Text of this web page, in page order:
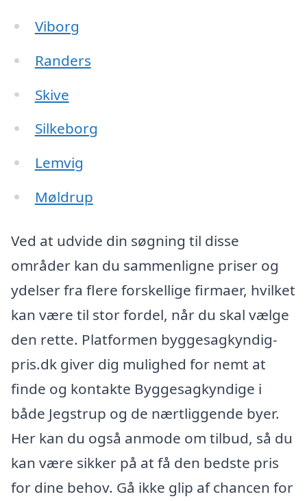
Viborg
Randers
Skive
Silkeborg
Lemvig
Møldrup
Ved at udvide din søgning til disse
områder kan du sammenligne priser og
ydelser fra flere forskellige firmaer, hvilket
kan være til stor fordel, når du skal vælge
den rette. Platformen byggesagkyndig-
pris.dk giver dig mulighed for nemt at
finde og kontakte Byggesagkyndige i
både Jegstrup og de nærtliggende byer.
Her kan du også anmode om tilbud, så du
kan være sikker på at få den bedste pris
for dine behov. Gå ikke glip af chancen for